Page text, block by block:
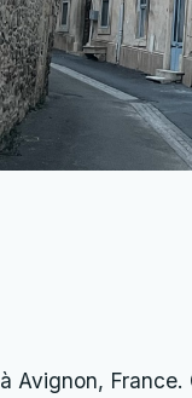
France.